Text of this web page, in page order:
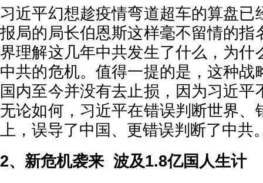
习近平幻想趁疫情弯道超车的算盘已
报局的局长伯恩斯这样毫不留情的指
界理解这几年中共发生了什么，为什
中共的危机。值得一提的是，这种战
国内至今并没有去止损，因为习近平
无论如何，习近平在错误判断世界、
上，误导了中国、更错误判断了中共
2、新危机袭来 波及1.8亿国人生计